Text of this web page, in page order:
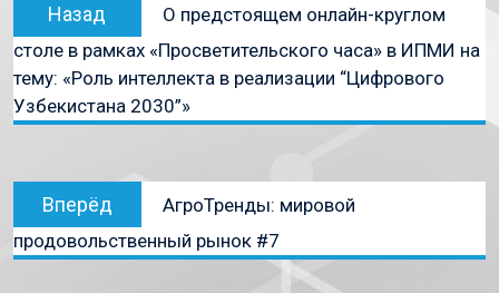
Назад
О предстоящем онлайн-круглом
столе в рамках «Просветительского часа» в ИПМИ на
тему: «Роль интеллекта в реализации “Цифрового
Узбекистана 2030”»
Вперёд
АгроТренды: мировой
продовольственный рынок #7